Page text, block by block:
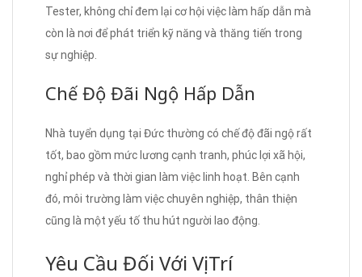
Tester, không chỉ đem lại cơ hội việc làm hấp dẫn mà
còn là nơi để phát triển kỹ năng và thăng tiến trong
sự nghiệp.
Chế Độ Đãi Ngộ Hấp Dẫn
Nhà tuyển dụng tại Đức thường có chế độ đãi ngộ rất
tốt, bao gồm mức lương cạnh tranh, phúc lợi xã hội,
nghỉ phép và thời gian làm việc linh hoạt. Bên cạnh
đó, môi trường làm việc chuyên nghiệp, thân thiện
cũng là một yếu tố thu hút người lao động.
Yêu Cầu Đối Với Vị Trí